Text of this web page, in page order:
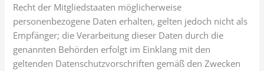
Recht der Mitgliedstaaten möglicherweise
personenbezogene Daten erhalten, gelten jedoch nicht als
Empfänger; die Verarbeitung dieser Daten durch die
genannten Behörden erfolgt im Einklang mit den
geltenden Datenschutzvorschriften gemäß den Zwecken